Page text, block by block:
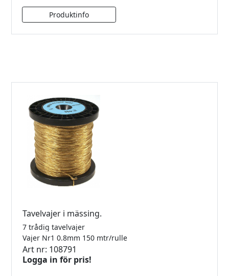
Tavelvajer i mässing.
7 trådig tavelvajer
Vajer Nr1 0.8mm 150 mtr/rulle
Art nr: 108791
Logga in för pris!